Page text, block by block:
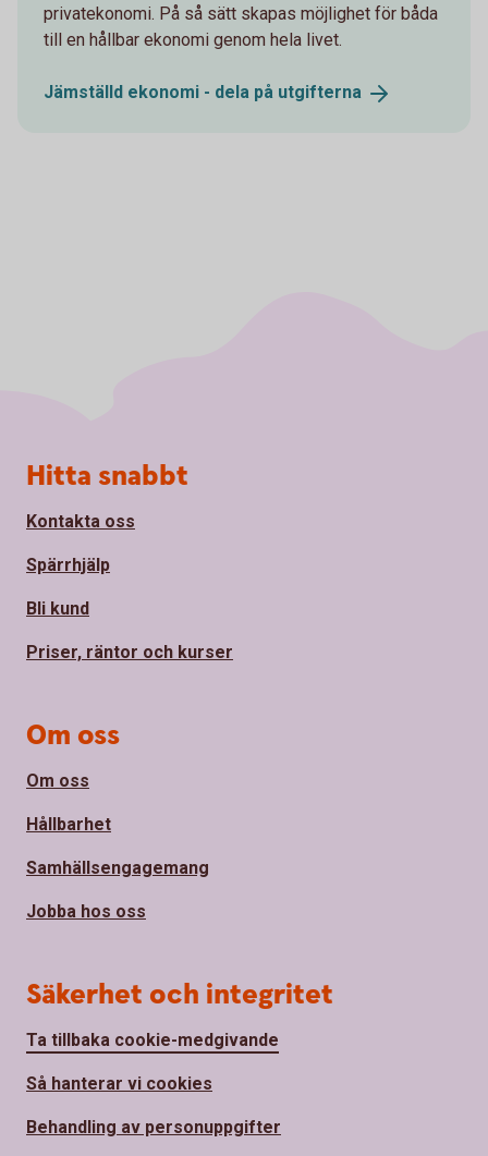
privatekonomi. På så sätt skapas möjlighet för båda
till en hållbar ekonomi genom hela livet.
Jämställd ekonomi - dela på utgifterna
Sidfot
Hitta snabbt
Kontakta oss
Spärrhjälp
Bli kund
Priser, räntor och kurser
Om oss
Om oss
Hållbarhet
Samhällsengagemang
Jobba hos oss
Säkerhet och integritet
Ta tillbaka cookie-medgivande
Så hanterar vi cookies
Behandling av personuppgifter